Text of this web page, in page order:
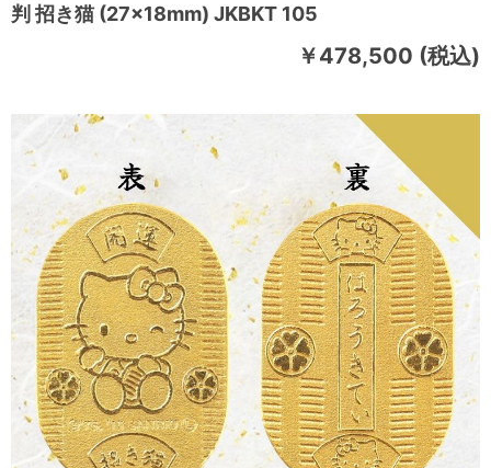
判 招き猫 (27×18mm) JKBKT 105
￥478,500 (税込)